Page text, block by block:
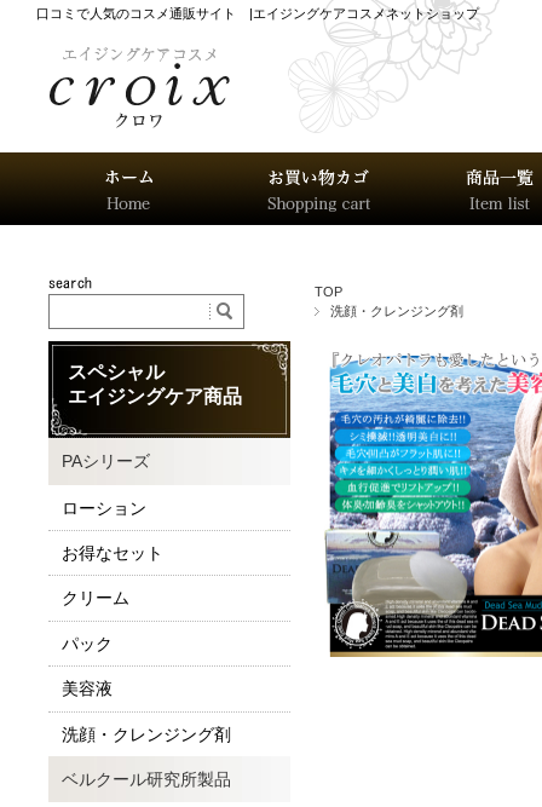
口コミで人気のコスメ通販サイト |エイジングケアコスメネットショップ
TOP
洗顔・クレンジング剤
スペシャル
エイジングケア商品
PAシリーズ
ローション
お得なセット
クリーム
パック
美容液
洗顔・クレンジング剤
ベルクール研究所製品